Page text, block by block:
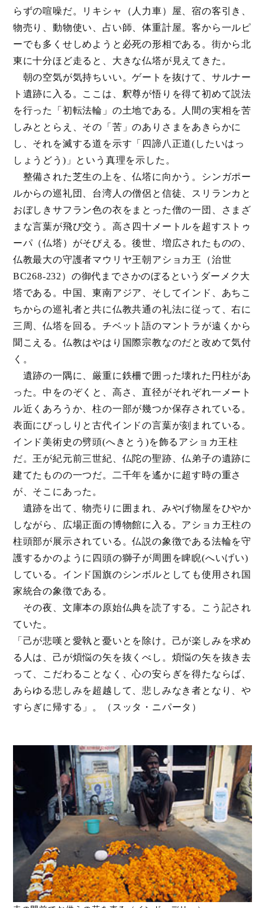
宝物紹介・ ギャラリー三蔵堂
専称寺墓地・納骨堂「光明殿」
永代供養墓「菩提樹陵」
住職・スタッフ紹介
アクセス
布施・会費・寺Shop
お問い合わせ
らずの喧噪だ。リキシャ（人力車）屋、宿の客引き、
物売り、動物使い、占い師、体重計屋。客から一ルピ
ーでも多くせしめようと必死の形相である。街から北
東に十分ほど走ると、大きな仏塔が見えてきた。
朝の空気が気持ちいい。ゲートを抜けて、サルナー
ト遺跡に入る。ここは、釈尊が悟りを得て初めて説法
を行った「初転法輪」の土地である。人間の実相を苦
しみととらえ、その「苦」のありさまをあきらかに
し、それを滅する道を示す「四諦八正道(したいはっ
しょうどう)」という真理を示した。
整備された芝生の上を、仏塔に向かう。シンガポー
ルからの巡礼団、台湾人の僧侶と信徒、スリランカと
おぼしきサフラン色の衣をまとった僧の一団、さまざ
まな言葉が飛び交う。高さ四十メートルを超すストゥ
ーパ（仏塔）がそびえる。後世、増広されたものの、
仏教最大の守護者マウリヤ王朝アショカ王（治世
BC268-232）の御代までさかのぼるというダーメク大
塔である。中国、東南アジア、そしてインド、あちこ
ちからの巡礼者と共に仏教共通の礼法に従って、右に
三周、仏塔を回る。チベット語のマントラが遠くから
聞こえる。仏教はやはり国際宗教なのだと改めて気付
く。
遺跡の一隅に、厳重に鉄柵で囲った壊れた円柱があ
った。中をのぞくと、高さ、直径がそれぞれ一メート
ル近くあろうか、柱の一部が幾つか保存されている。
表面にびっしりと古代インドの言葉が刻まれている。
インド美術史の劈頭(へきとう)を飾るアショカ王柱
だ。王が紀元前三世紀、仏陀の聖跡、仏弟子の遺跡に
建てたものの一つだ。二千年を遙かに超す時の重さ
が、そこにあった。
遺跡を出て、物売りに囲まれ、みやげ物屋をひやか
しながら、広場正面の博物館に入る。アショカ王柱の
柱頭部が展示されている。仏説の象徴である法輪を守
護するかのように四頭の獅子が周囲を睥睨(へいげい)
している。インド国旗のシンボルとしても使用され国
家統合の象徴である。
その夜、文庫本の原始仏典を読了する。こう記され
ていた。
「己が悲嘆と愛執と憂いとを除け。己が楽しみを求め
る人は、己が煩悩の矢を抜くべし。煩悩の矢を抜き去
って、こだわることなく、心の安らぎを得たならば、
あらゆる悲しみを超越して、悲しみなき者となり、や
すらぎに帰する」。（スッタ・ニパータ）